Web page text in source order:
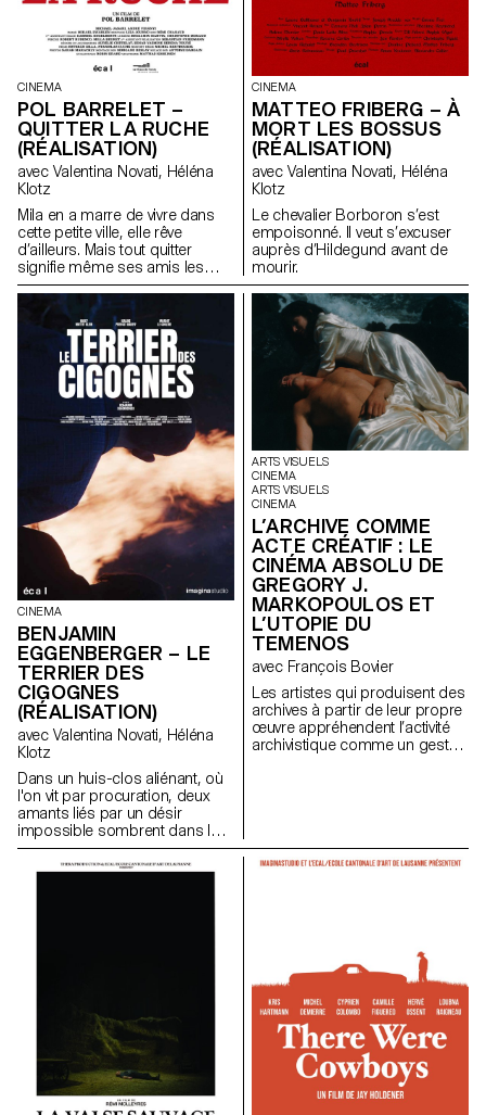
CINEMA
POL BARRELET –
QUITTER LA RUCHE
(RÉALISATION)
avec Valentina Novati, Héléna
Klotz
Mila en a marre de vivre dans
cette petite ville, elle rêve
d’ailleurs. Mais tout quitter
signifie même ses amis les
plus chers.
CINEMA
MATTEO FRIBERG – À
MORT LES BOSSUS
(RÉALISATION)
avec Valentina Novati, Héléna
Klotz
Le chevalier Borboron s’est
empoisonné. Il veut s’excuser
auprès d’Hildegund avant de
mourir.
CINEMA
BENJAMIN
EGGENBERGER – LE
TERRIER DES
CIGOGNES
(RÉALISATION)
avec Valentina Novati, Héléna
Klotz
Dans un huis-clos aliénant, où
l'on vit par procuration, deux
amants liés par un désir
impossible sombrent dans le
fantasme et la destruction.
ARTS VISUELS
CINEMA
ARTS VISUELS
CINEMA
L’ARCHIVE COMME
ACTE CRÉATIF : LE
CINÉMA ABSOLU DE
GREGORY J.
MARKOPOULOS ET
L’UTOPIE DU
TEMENOS
avec François Bovier
Les artistes qui produisent des
archives à partir de leur propre
œuvre appréhendent l’activité
archivistique comme un geste
années 1960, ce projet de
recherche interroge l’« agentivité
un cas extrêmement singulier,
le travail cinématographique de
Gregory J. Markopoulos
(1928-1992) et les archives du
Temenos.